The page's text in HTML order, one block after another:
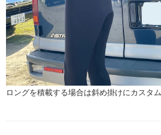
ロングを積載する場合は斜め掛けにカスタ